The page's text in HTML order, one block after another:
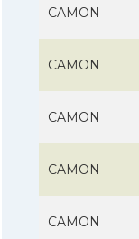
CAMON
CAMON
CAMON
CAMON
CAMON